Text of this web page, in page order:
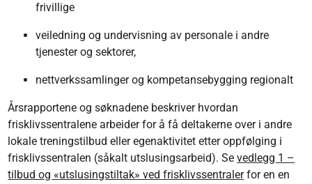
frivillige
veiledning og undervisning av personale i andre
tjenester og sektorer,
nettverkssamlinger og kompetansebygging regionalt
Årsrapportene og søknadene beskriver hvordan
frisklivssentralene arbeider for å få deltakerne over i andre
lokale treningstilbud eller egenaktivitet etter oppfølging i
frisklivssentralen (såkalt utslusingsarbeid). Sevedlegg 1 –
tilbud og «utslusingstiltak» ved frisklivssentralerfor en en